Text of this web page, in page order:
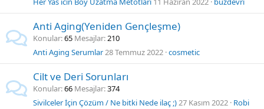
Anti Aging(Yeniden Gençleşme)
Konular 65 Mesajlar 210
Anti Aging Serumlar28 Temmuz 2022 cosmetic
Cilt ve Deri Sorunları
Konular 66 Mesajlar 374
Sivilceler İçin Çözüm / Ne bitki Nede ilaç ;)27 Kasım 2022 Robi